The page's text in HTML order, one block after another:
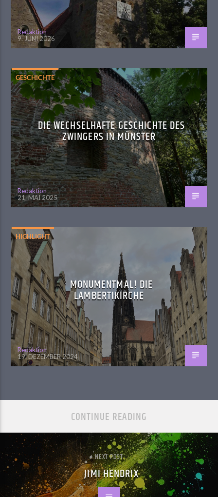
Redaktion
9. JUNI 2026
GESCHICHTE
DIE WECHSELHAFTE GESCHICHTE DES
ZWINGERS IN MÜNSTER
Redaktion
21. MAI 2025
HIGHLIGHT
MONUMENTMAL! DIE
LAMBERTIKIRCHE
Redaktion
19. DEZEMBER 2024
CONTINUE READING
NEXT POST
JIMI HENDRIX